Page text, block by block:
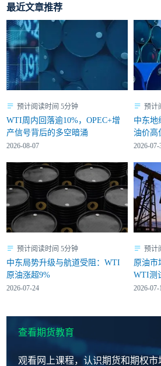
最近文章推荐
预计阅读时间 5分钟
WTI周内回落逾10%，OPEC+增
产信号背后的多空暗涌
2026-08-07
预计
中东地
油价高
2026-07-
预计阅读时间 5分钟
中东局势升级与航道受阻：WTI
原油涨超9%
2026-07-24
预计
原油市
WTI测
2026-07-
查看期货教育
观看网上课程，认识期货和期权